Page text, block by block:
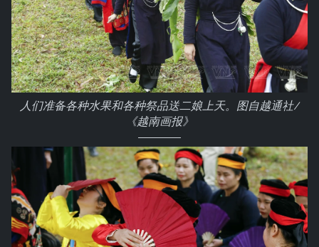
人们准备各种水果和各种祭品送二娘上天。图自越通社/
《越南画报》